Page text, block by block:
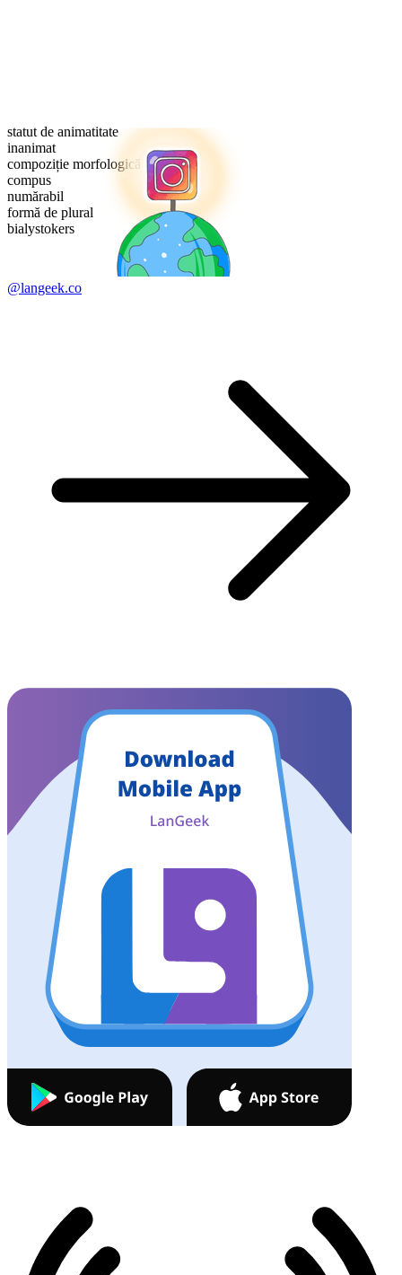
statut de animatitate
inanimat
compoziție morfologică
compus
numărabil
formă de plural
bialystokers
@langeek.co